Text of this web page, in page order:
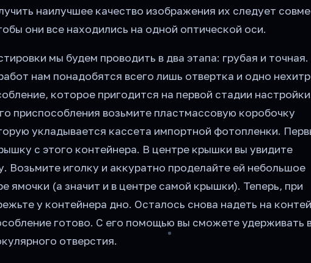
наилучшее качество изображения их следует
они все находились на одной оптической оси.
мы будем проводить в два этапа: грубая и
нам понадобятся всего лишь отвертка и одно
которое пригодится на первой стадии
приспособления возьмите пластмассовую коробочку
укладывается кассета импортной фотопленки.
с этого контейнера. В центре крышки вы увидите
Возьмите иголку и аккуратно проделайте ей небольшое
ямочки (а значит и в центре самой крышки). Теперь, при
у контейнера дно. Осталось снова надеть на
готово. С его помощью вы сможете удерживать
отверстия.